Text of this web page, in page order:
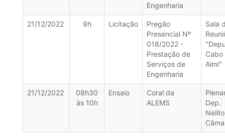
Engenharia
21/12/2022 9h Licitação
Pregão
Presencial Nº
018/2022 -
Prestação de
Serviços de
Engenharia
Sala
Cabo
Almi"
21/12/2022
08h30
às 10h
Ensaio
Coral da
ALEMS
Dep.
Nelito